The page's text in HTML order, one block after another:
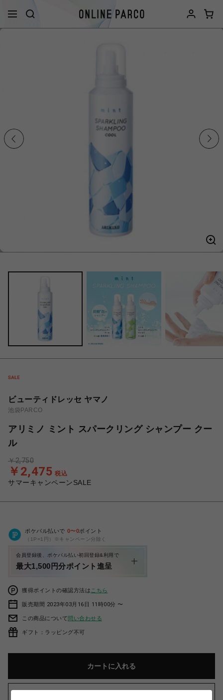
ビューティドレッセ ヤマノ
池袋PARCO
アリミノ ミント スパークリング シャンプー クー
ル
サマーキャンペーンSALE
￥2,475 税込
￥2,750
ポケパル払いで 0〜0ポイント
（1P=1円）※キャンペーン分除く
会員登録後、ポケパル払い初回登録&利用で
最大1,500円分ポイント進呈
獲得ポイントの確認方法は こちら
販売期間 2023年03月16日 11時00分 〜
この商品について問い合わせる
ギフト：ラッピング不可
カートに入れる